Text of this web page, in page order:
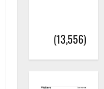
(13,556)